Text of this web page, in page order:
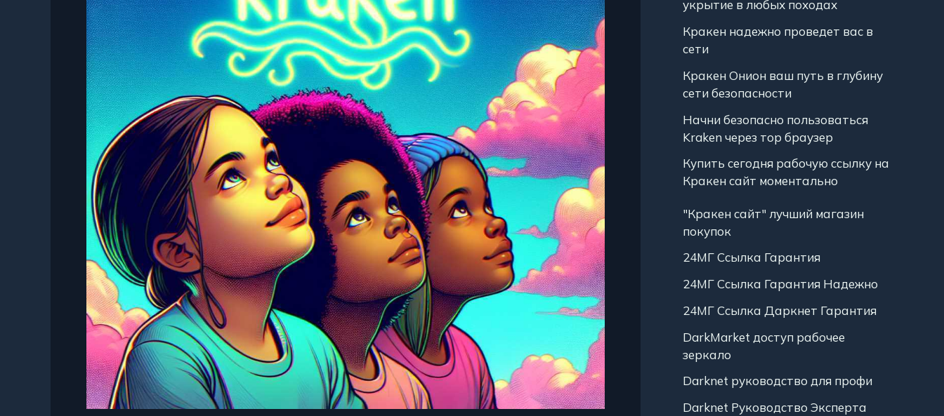
укрытие в любых походах
Кракен надежно проведет вас в
сети
Кракен Онион ваш путь в глубину
сети безопасности
Начни безопасно пользоваться
Kraken через тор браузер
Купить сегодня рабочую ссылку на
Кракен сайт моментально
"Кракен сайт" лучший магазин
покупок
24МГ Ссылка Гарантия
24МГ Ссылка Гарантия Надежно
24МГ Ссылка Даркнет Гарантия
DarkMarket доступ рабочее
зеркало
Darknet руководство для профи
Darknet Руководство Эксперта